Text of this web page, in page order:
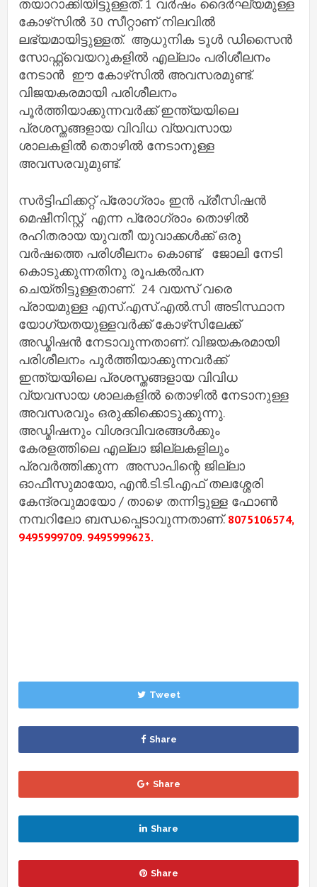
തയാറാക്കിയിട്ടുള്ളത്. 1 വർഷം ദൈർഘ്യമുള്ള
കോഴ്‌സിൽ 30 സീറ്റാണ് നിലവിൽ
ലഭ്യമായിട്ടുള്ളത്. ആധുനിക ടൂൾ ഡിസൈൻ
സോഫ്റ്റ്വെയറുകളിൽ എല്ലാം പരിശീലനം
നേടാൻ ഈ കോഴ്‌സിൽ അവസരമുണ്ട്.
വിജയകരമായി പരിശീലനം
പൂർത്തിയാക്കുന്നവർക്ക് ഇന്ത്യയിലെ
പ്രശസ്തങ്ങളായ വിവിധ വ്യവസായ
ശാലകളിൽ തൊഴിൽ നേടാനുള്ള
അവസരവുമുണ്ട്.
സർട്ടിഫിക്കറ്റ് പ്രോഗ്രാം ഇൻ പ്രീസിഷൻ
മെഷീനിസ്റ്റ് എന്ന പ്രോഗ്രാം തൊഴിൽ
രഹിതരായ യുവതീ യുവാക്കൾക്ക് ഒരു
വർഷത്തെ പരിശീലനം കൊണ്ട് ജോലി നേടി
കൊടുക്കുന്നതിനു രൂപകൽപന
ചെയ്തിട്ടുള്ളതാണ്. 24 വയസ് വരെ
പ്രായമുള്ള എസ്.എസ്.എൽ.സി അടിസ്ഥാന
യോഗ്യതയുള്ളവർക്ക് കോഴ്‌സിലേക്ക്
അഡ്മിഷൻ നേടാവുന്നതാണ്. വിജയകരമായി
പരിശീലനം പൂർത്തിയാക്കുന്നവർക്ക്
ഇന്ത്യയിലെ പ്രശസ്തങ്ങളായ വിവിധ
വ്യവസായ ശാലകളിൽ തൊഴിൽ നേടാനുള്ള
അവസരവും ഒരുക്കിക്കൊടുക്കുന്നു.
അഡ്മിഷനും വിശദവിവരങ്ങൾക്കും
കേരളത്തിലെ എല്ലാ ജില്ലകളിലും
പ്രവർത്തിക്കുന്ന അസാപിന്റെ ജില്ലാ
ഓഫീസുമായോ, എൻ.ടി.ടി.എഫ് തലശ്ശേരി
കേന്ദ്രവുമായോ / താഴെ തന്നിട്ടുള്ള ഫോൺ
നമ്പറിലോ ബന്ധപ്പെടാവുന്നതാണ്.8075106574,
9495999709. 9495999623.
Tweet
Share
Share
Share
Share